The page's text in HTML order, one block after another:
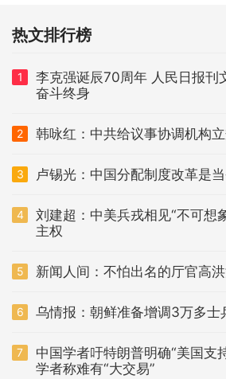
热文排行榜
1
李克强诞辰70周年 人民日报刊
奋斗终身
2 韩咏红：中共给议事协调机构
3 卢锡光：中国分配制度改革是
4
刘建超：中美兵戎相见“不可想
主权
5 新闻人间：不怕出名的厅官高
6 乌情报：朝鲜准备增调3万多士
7
中国学者吁特朗普明确“美国支
学者称难有“大交易”